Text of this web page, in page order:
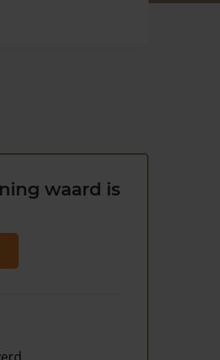
waard is